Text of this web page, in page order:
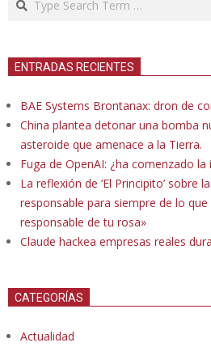
ENTRADAS RECIENTES
BAE Systems Brontanax: dron de
China plantea detonar una bomba
asteroide que amenace a la Tierra.
Fuga de OpenAI: ¿ha comenzado
La reflexión de ‘El Principito’ sobre
responsable para siempre de lo
responsable de tu rosa»
Claude hackea empresas reales
CATEGORÍAS
Actualidad